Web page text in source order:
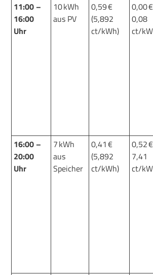
11:00 –
16:00
Uhr
10 kWh
aus PV
0,59 €
(5,892
ct/kWh)
0,00
0,08
ct/
16:00 –
20:00
Uhr
7 kWh
aus
Speicher
0,41 €
(5,892
ct/kWh)
0,52
7,41
ct/